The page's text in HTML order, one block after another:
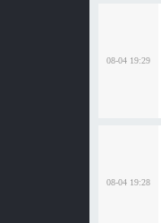
08-04 19:29
08-04 19:28